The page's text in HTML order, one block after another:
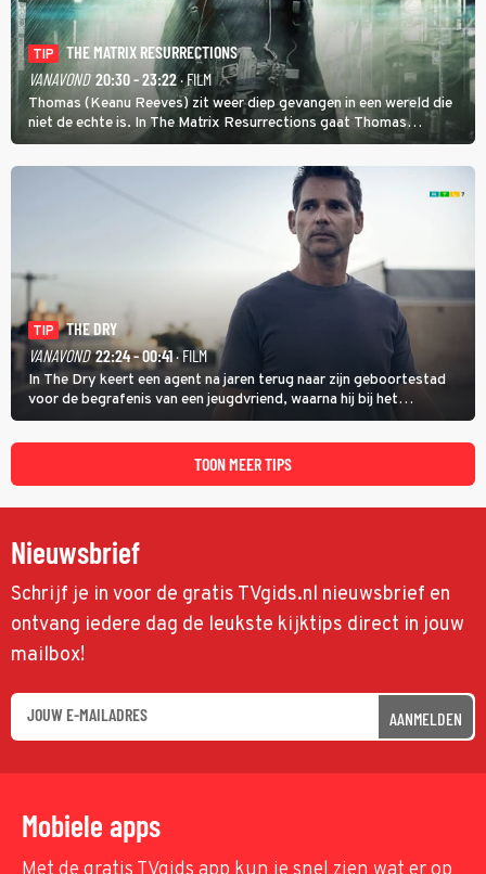
TIP
THE MATRIX RESURRECTIONS
VANAVOND 20:30 - 23:22· FILM
Thomas (Keanu Reeves) zit weer diep gevangen in een wereld die
niet de echte is. In The Matrix Resurrections gaat Thomas
proberen uit deze schijnwereld te ontsnappen.
TIP
THE DRY
VANAVOND 22:24 - 00:41· FILM
In The Dry keert een agent na jaren terug naar zijn geboortestad
voor de begrafenis van een jeugdvriend, waarna hij bij het
onderzoeken van diens dood een verband begint te vermoeden
met een oude zaak.
TOON MEER TIPS
Nieuwsbrief
Schrijf je in voor de gratis TVgids.nl nieuwsbrief en
ontvang iedere dag de leukste kijktips direct in jouw
mailbox!
AANMELDEN
Mobiele apps